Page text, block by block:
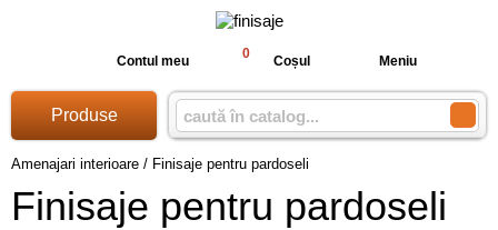
Contul meu 0 Coșul Meniu
Produse
Amenajari interioare / Finisaje pentru pardoseli
Finisaje pentru pardoseli